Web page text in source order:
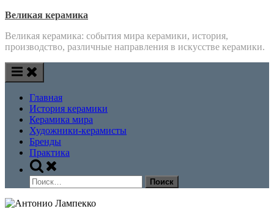
Skip
content
Великая керамика
Великая керамика: события мира керамики, история,
производство, различные направления в искусстве керамики.
Главная
История керамики
Керамика мира
Художники-керамисты
Бренды
Практика
Toggle
search
form
Найти: